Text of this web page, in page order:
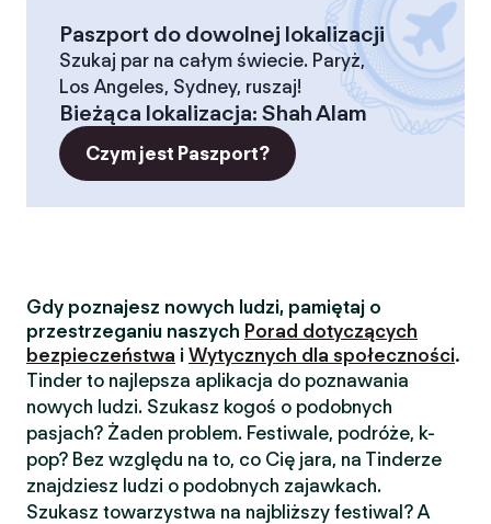
Paszport do dowolnej lokalizacji
Szukaj par na całym świecie. Paryż,
Los Angeles, Sydney, ruszaj!
Bieżąca lokalizacja: Shah Alam
Czym jest Paszport?
Gdy poznajesz nowych ludzi, pamiętaj o
przestrzeganiu naszych Porad dotyczących
bezpieczeństwa i Wytycznych dla społeczności.
Tinder to najlepsza aplikacja do poznawania
nowych ludzi. Szukasz kogoś o podobnych
pasjach? Żaden problem. Festiwale, podróże, k-
pop? Bez względu na to, co Cię jara, na Tinderze
znajdziesz ludzi o podobnych zajawkach.
Szukasz towarzystwa na najbliższy festiwal? A